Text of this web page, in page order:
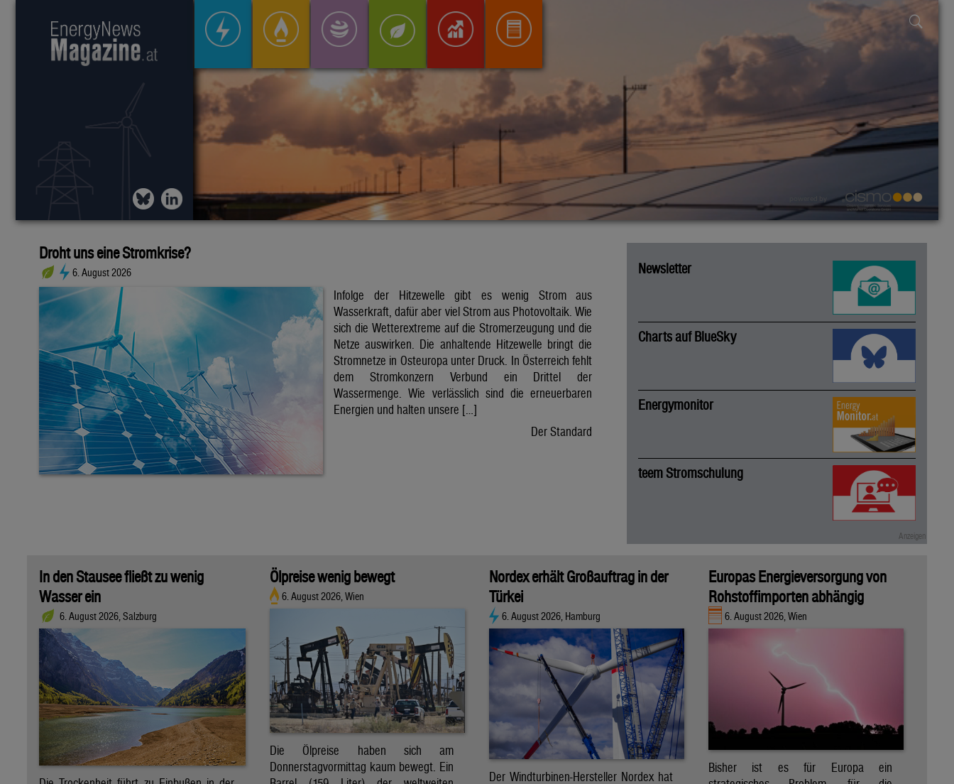
Droht uns eine Stromkrise?
6. August 2026
Infolge der Hitzewelle gibt es wenig Strom aus
Wasserkraft, dafür aber viel Strom aus Photovoltaik. Wie
sich die Wetterextreme auf die Stromerzeugung und die
Netze auswirken. Die anhaltende Hitzewelle bringt die
Stromnetze in Osteuropa unter Druck. In Österreich fehlt
dem Stromkonzern Verbund ein Drittel der
Wassermenge. Wie verlässlich sind die erneuerbaren
Energien und halten unsere […]
Der Standard
Newsletter
Charts auf BlueSky
Energymonitor
teem Stromschulung
In den Stausee fließt zu wenig
Wasser ein
6. August 2026, Salzburg
Ölpreise wenig bewegt
6. August 2026, Wien
Die Ölpreise haben sich am
Donnerstagvormittag kaum bewegt. Ein
Nordex erhält Großauftrag in der
Türkei
6. August 2026, Hamburg
Der Windturbinen-Hersteller Nordex hat
Europas Energieversorgung von
Rohstoffimporten abhängig
6. August 2026, Wien
Bisher ist es für Europa ein